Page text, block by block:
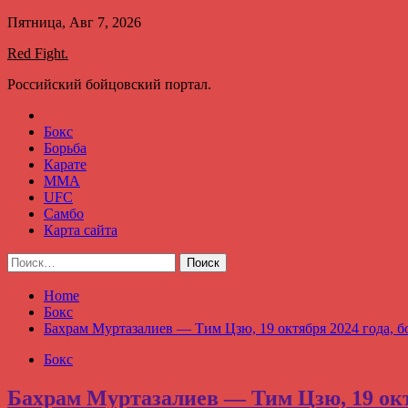
Skip
content
Пятница, Авг 7, 2026
Red Fight.
Российский бойцовский портал.
Бокс
Борьба
Карате
ММА
UFC
Самбо
Карта сайта
Найти:
Home
Бокс
Бахрам Муртазалиев — Тим Цзю, 19 октября 2024 года,
Бокс
Бахрам Муртазалиев — Тим Цзю, 19